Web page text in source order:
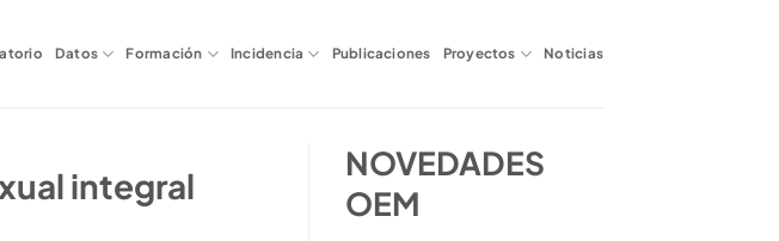
Datos Formación Incidencia Publicaciones Proyectos Noticias
integral
NOVEDADES
OEM